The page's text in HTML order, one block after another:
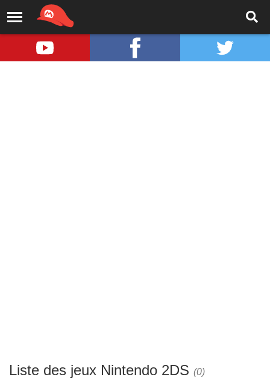
Liste des jeux Nintendo 2DS (0)